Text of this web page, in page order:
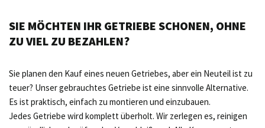
SIE MÖCHTEN IHR GETRIEBE SCHONEN, OHNE
ZU VIEL ZU BEZAHLEN?
Sie planen den Kauf eines neuen Getriebes, aber ein Neuteil ist zu
teuer? Unser gebrauchtes Getriebe ist eine sinnvolle Alternative.
Es ist praktisch, einfach zu montieren und einzubauen.
Jedes Getriebe wird komplett überholt. Wir zerlegen es, reinigen